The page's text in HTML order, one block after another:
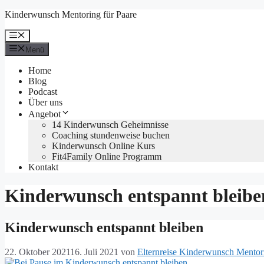
Zum
springen
Kinderwunsch Mentoring für Paare
Menü
Menü
Home
Blog
Podcast
Über uns
Angebot
14 Kinderwunsch Geheimnisse
Coaching stundenweise buchen
Kinderwunsch Online Kurs
Fit4Family Online Programm
Kontakt
Kinderwunsch entspannt
Kinderwunsch entspannt bleiben
22. Oktober 202116. Juli 2021 von Elternreise Kinderwunsch